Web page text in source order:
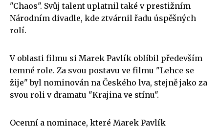
"Chaos". Svůj talent uplatnil také v prestižním
Národním divadle, kde ztvárnil řadu úspěšných
rolí.
V oblasti filmu si Marek Pavlík oblíbil především
temné role. Za svou postavu ve filmu "Lehce se
žije" byl nominován na Českého lva, stejně jako za
svou roli v dramatu "Krajina ve stínu".
Ocenní a nominace, které Marek Pavlík